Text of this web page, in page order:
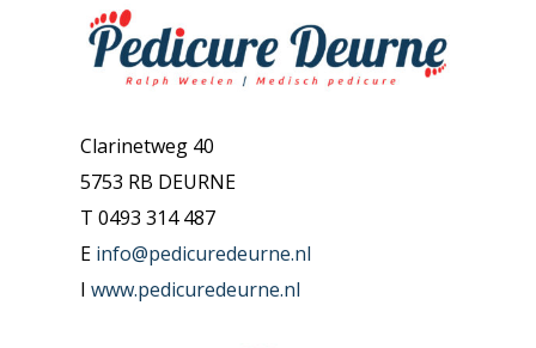
Clarinetweg 40
5753 RB DEURNE
T 0493 314 487
E info@pedicuredeurne.nl
Iwww.pedicuredeurne.nl